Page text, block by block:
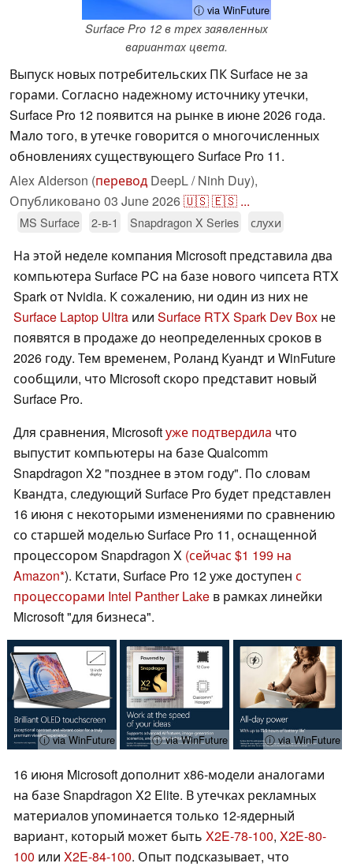
ⓘ via WinFuture
Surface Pro 12 в трех заявленных
вариантах цвета.
Выпуск новых потребительских ПК Surface не за
горами. Согласно надежному источнику утечки,
Surface Pro 12 появится на рынке в июне 2026 года.
Мало того, в утечке говорится о многочисленных
обновлениях существующего Surface Pro 11.
Alex Alderson (перевод DeepL / Ninh Duy),
Опубликовано 03 June 2026🇺🇸🇪🇸 ...
MS Surface 2-в-1 Snapdragon X Series слухи
На этой неделе компания Microsoft представила два
компьютера Surface PC на базе нового чипсета RTX
Spark от Nvidia. К сожалению, ни один из них не
Surface Laptop Ultra или Surface RTX Spark Dev Box не
появятся в продаже до неопределенных сроков в
2026 году. Тем временем, Роланд Куандт и WinFuture
сообщили, что Microsoft скоро представит новый
Surface Pro.
Для сравнения, Microsoftуже подтвердила что
выпустит компьютеры на базе Qualcomm
Snapdragon X2 "позднее в этом году". По словам
Квандта, следующий Surface Pro будет представлен
16 июня с некоторыми изменениями по сравнению
со старшей моделью Surface Pro 11, оснащенной
процессором Snapdragon X (сейчас $1 199 на
Amazon ). Кстати, Surface Pro 12 уже доступен с
процессорами Intel Panther Lake в рамках линейки
Microsoft "для бизнеса".
ⓘ via WinFuture ⓘ via WinFuture ⓘ via WinFuture
16 июня Microsoft дополнит x86-модели аналогами
на базе Snapdragon X2 Elite. В утечках рекламных
материалов упоминается только 12-ядерный
вариант, который может быть X2E-78-100, X2E-80-
100 или X2E-84-100. Опыт подсказывает, что